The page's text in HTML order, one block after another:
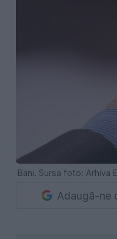
Bani. Sursa foto: Arhiva
Adaugă-ne